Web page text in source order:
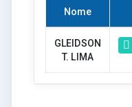
Nome
GLEIDSON
T. LIMA